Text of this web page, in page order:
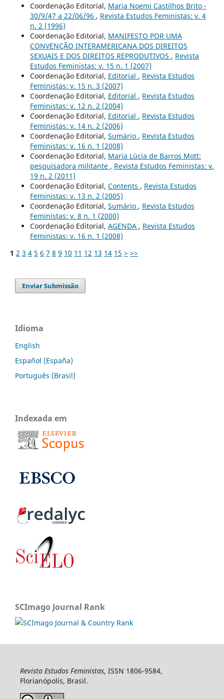
Coordenação Editorial, Maria Noemi Castilhos Brito -
30/9/47 a 22/06/96 , Revista Estudos Feministas: v. 4
n. 2 (1996)
Coordenação Editorial, MANIFESTO POR UMA
CONVENÇÃO INTERAMERICANA DOS DIREITOS
SEXUAIS E DOS DIREITOS REPRODUTIVOS , Revista
Estudos Feministas: v. 15 n. 1 (2007)
Coordenação Editorial, Editorial , Revista Estudos
Feministas: v. 15 n. 3 (2007)
Coordenação Editorial, Editorial , Revista Estudos
Feministas: v. 12 n. 2 (2004)
Coordenação Editorial, Editorial , Revista Estudos
Feministas: v. 14 n. 2 (2006)
Coordenação Editorial, Sumário , Revista Estudos
Feministas: v. 16 n. 1 (2008)
Coordenação Editorial, Maria Lúcia de Barros Mott:
pesquisadora militante , Revista Estudos Feministas: v.
19 n. 2 (2011)
Coordenação Editorial, Contents , Revista Estudos
Feministas: v. 13 n. 2 (2005)
Coordenação Editorial, Sumário , Revista Estudos
Feministas: v. 8 n. 1 (2000)
Coordenação Editorial, AGENDA , Revista Estudos
Feministas: v. 16 n. 1 (2008)
1 2 3 4 5 6 7 8 9 10 11 12 13 14 15 > >>
Enviar Submissão
Idioma
English
Español (España)
Português (Brasil)
Indexada em
SCImago Journal Rank
Revista Estudos Feministas, ISSN 1806-9584,
Florianópolis, Brasil.